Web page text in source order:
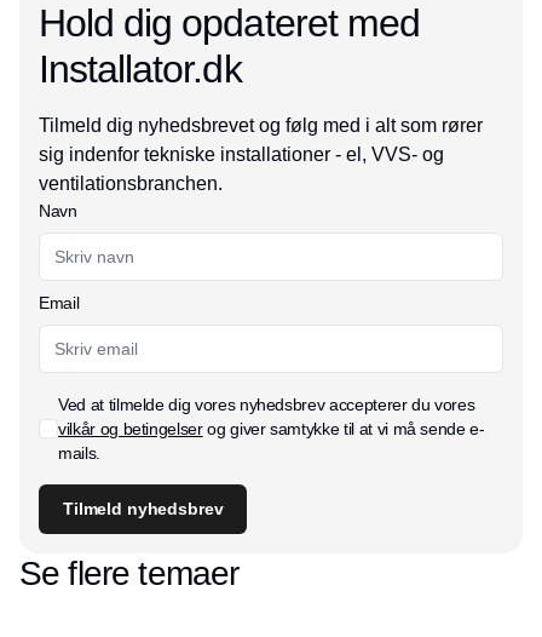
Hold dig opdateret med
Installator.dk
Tilmeld dig nyhedsbrevet og følg med i alt som rører
sig indenfor tekniske installationer - el, VVS- og
ventilationsbranchen.
Navn
Email
Ved at tilmelde dig vores nyhedsbrev accepterer du vores
vilkår og betingelserog giver samtykke til at vi må sende e-
mails.
Tilmeld nyhedsbrev
Se flere temaer